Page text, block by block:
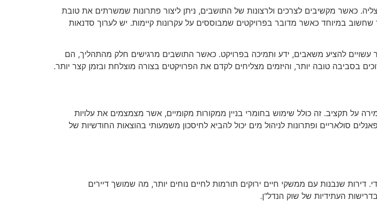
כאשר מקשיבים לצרכים ולרצונות של התושבים, ניתן ליצור פתרונות שמשרתים את טובת
שחשוב במיוחד כאשר מדובר בפרויקטים שמבוססים על עקרונות קיימות. יש לערוך סדנאות
עשויים להציע משאבים, ידע ותמיכה בפרויקט. כאשר התושבים מרגישים חלק מהתהליך, הם
בסביבה טובה יותר, והיזמים מצליחים לקדם את הפרויקטים בצורה מוצלחת ובזמן קצר יותר.
על תקציב. זה כולל שימוש בחומרי בניין ממקורות מקומיים, אשר מצמצמים את עלויות
סולאריים ופתרונות לניהול מים יכול להביא לחיסכון משמעותי בהוצאות החודשיות של
דירות שנבנות עם ממשקי חיים ירוקים תורמות לחיים נוחים יותר, מה שמושך דיירים
העתידיות של שוק הנדל"ן.